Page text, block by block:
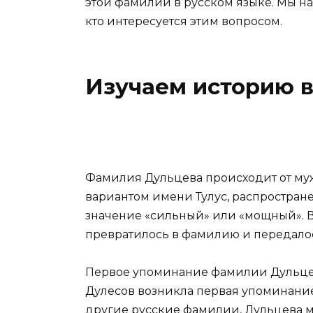
кто интересуется этим вопросом.
Изучаем историю
Фамилия Дульцева происходит от
вариантом имени Тулус,
значение «сильный» или «мощный».
превратилось в фамилию и
Первое упоминание фамилии
Дулесов возникла первая
другие русские фамилии, Дульцева